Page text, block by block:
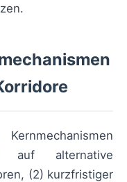
auf alternative
(2) kurzfristiger